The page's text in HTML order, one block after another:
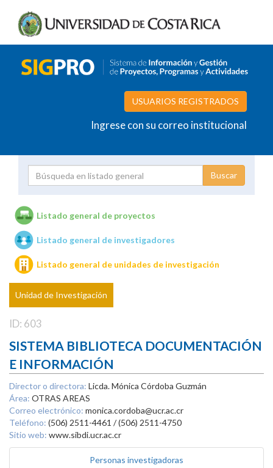
USUARIOS REGISTRADOS
Ingrese con su correo institucional
Unidades de investigación
Listado general de proyectos
Listado general de investigadores
Listado general de unidades de investigación
Unidad de Investigación
ID: 603
SISTEMA BIBLIOTECA DOCUMENTACIÓN
E INFORMACIÓN
Director o directora: Licda. Mónica Córdoba Guzmán
Área: OTRAS AREAS
Correo electrónico: monica.cordoba@ucr.ac.cr
Teléfono: (506) 2511-4461 / (506) 2511-4750
Sitio web: www.sibdi.ucr.ac.cr
Personas investigadoras